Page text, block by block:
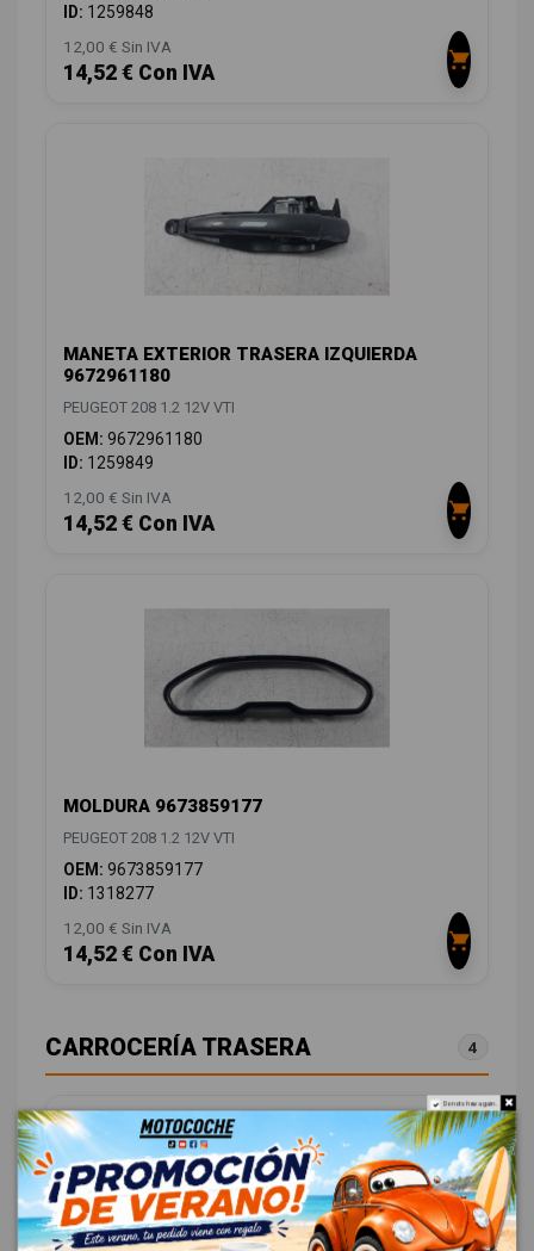
ID: 1259848
12,00 € Sin IVA
14,52 € Con IVA
MANETA EXTERIOR TRASERA IZQUIERDA
9672961180
PEUGEOT 208 1.2 12V VTI
OEM: 9672961180
ID: 1259849
12,00 € Sin IVA
14,52 € Con IVA
MOLDURA 9673859177
PEUGEOT 208 1.2 12V VTI
OEM: 9673859177
ID: 1318277
12,00 € Sin IVA
14,52 € Con IVA
CARROCERÍA TRASERA 4
Do not show again.